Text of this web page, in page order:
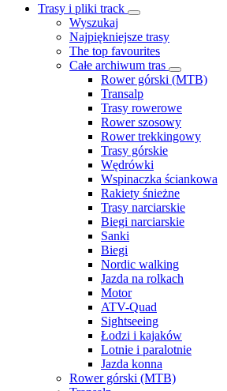
Trasy i pliki track
Wyszukaj
Najpiękniejsze trasy
The top favourites
Całe archiwum tras
Rower górski (MTB)
Transalp
Trasy rowerowe
Rower szosowy
Rower trekkingowy
Trasy górskie
Wędrówki
Wspinaczka ściankowa
Rakiety śnieżne
Trasy narciarskie
Biegi narciarskie
Sanki
Biegi
Nordic walking
Jazda na rolkach
Motor
ATV-Quad
Sightseeing
Łodzi i kajaków
Lotnie i paralotnie
Jazda konna
Rower górski (MTB)